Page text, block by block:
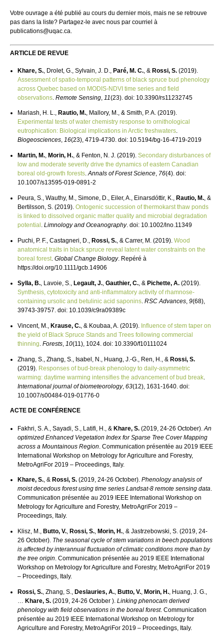
Votre ouvrage a été publié au cours du dernier mois, mais ne se retrouve
pas dans la liste? Partagez-le avec nous par courriel à
publications@uqac.ca.
ARTICLE DE REVUE
Khare, S. , Drolet, G., Sylvain, J. D., Paré, M. C. , & Rossi, S. (2019).
Assessment of spatio-temporal patterns of black spruce bud phenology
across Quebec based on MODIS-NDVI time series and field
observations Remote Sensing 11(23). doi: 10.3390/rs11232745
Mariash, H. L., Rautio, M., Mallory, M., & Smith, P. A. (2019).
Experimental tests of water chemistry response to ornithological
eutrophication: Biological implications in Arctic freshwaters.
Biogeosciences, 16(23), 4719-4730. doi: 10.5194/bg-16-4719-2019
Martin, M., Morin, H., & Fenton, N. J. (2019). Secondary disturbances of
low and moderate severity drive the dynamics of eastern Canadian
boreal old-growth forests.Annals of Forest Science, 76(4). doi:
10.1007/s13595-019-0891-2
Peura, S., Wauthy, M., Simone, D., Eiler, A., Einarsdóttir, K., Rautio, M., &
Bertilsson, S. (2019). Ontogenic succession of thermokarst thaw ponds
is linked to dissolved organic matter quality and microbial degradation
potential . Limnology and Oceanography. doi: 10.1002/lno.11349
Puchi, P. F., Castagneri, D., Rossi, S., & Carrer, M. (2019). Wood
anatomical traits in black spruce reveal latent water constraints on the
boreal forest. Global Change Biology. Repéré à
https://doi.org/10.1111/gcb.14906
Sylla, B., Lavoie, S., Legault, J., Gauthier, C., & Pichette, A. (2019).
Synthesis, cytotoxicity and anti-inflammatory activity of rhamnose-
containing ursolic and betulinic acid saponins. RSC Advances, 9(68),
39743-39757. doi: 10.1039/c9ra09389c
Vincent, M., Krause, C. , & Koubaa, A. (2019). Influence of stem taper on
the yield of Black Spruce Stands and Trees following commercial
thinning Forests 10(11), 1024. doi: 10.3390/f10111024
Zhang, S., Zhang, S., Isabel, N., Huang, J.-G., Ren, H., & Rossi, S.
(2019). Responses of bud-break phenology to daily-asymmetric
warming: daytime warming intensifies the advancement of bud break
International journal of biometeorology, 63(12), 1631-1640. doi:
10.1007/s00484-019-01776-0
ACTE DE CONFÉRENCE
Fakhri, S. A., Sayadi, S., Latifi, H., & Khare, S. (2019, 24-26 October). An
optimized Enhanced Vegetation Index for Sparse Tree Cover Mapping
across a Mountainous Region . Communication présentée au 2019 IEEE
International Workshop on Metrology for Agriculture and Forestry,
MetroAgriFor 2019 – Proceedings, Italy.
Khare, S., & Rossi, S. (2019, 24-26 October). Phenology analysis of
moist decedous forest using time series Landsat-8 remote sensing data.
Communication présentée au 2019 IEEE International Workshop on
Metrology for Agriculture and Forestry, MetroAgriFor 2019 –
Proceedings, Italy.
Klisz, M., Butto, V., Rossi, S., Morin, H., & Jastrzebowski, S. (2019, 24-
26 October). The seasonal cycle of stem variations in beech populations
is affected by interannual fluctuation of climatic conditions more than by
the tree origin. Communication présentée au 2019 IEEE International
Workshop on Metrology for Agriculture and Forestry, MetroAgriFor 2019
– Proceedings, Italy.
Rossi, S., Zhang, S., Deslauries, A., Butto, V., Morin, H., Huang, J. G.,
… Khare, S. (2019, 24-26 October ). Linking phenocam derived
phenology with field observations in the boreal forest. Communication
présentée au 2019 IEEE International Workshop on Metrology for
Agriculture and Forestry, MetroAgriFor 2019 – Proceedings, Italy.